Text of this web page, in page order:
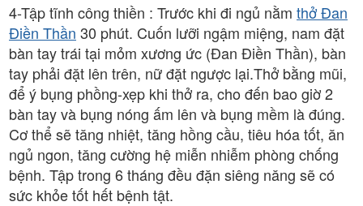
4-Tập tĩnh công thiền : Trước khi đi ngủ nằm thở Đan
Điền Thần 30 phút. Cuốn lưỡi ngậm miệng, nam đặt
bàn tay trái tại mỏm xương ức (Đan Điền Thần), bàn
tay phải đặt lên trên, nữ đặt ngược lại.Thở bằng mũi,
để ý bụng phồng-xẹp khi thở ra, cho đến bao giờ 2
bàn tay và bụng nóng ấm lên và bụng mềm là đúng.
Cơ thể sẽ tăng nhiệt, tăng hồng cầu, tiêu hóa tốt, ăn
ngủ ngon, tăng cường hệ miễn nhiễm phòng chống
bệnh. Tập trong 6 tháng đều đặn siêng năng sẽ có
sức khỏe tốt hết bệnh tật.